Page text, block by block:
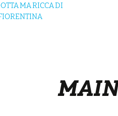
MA RICCA DI